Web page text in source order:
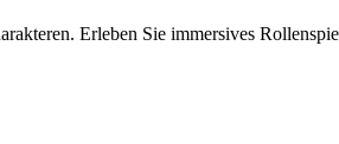
Erleben Sie immersives